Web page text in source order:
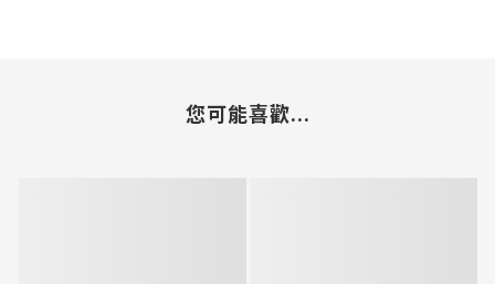
您可能喜歡...